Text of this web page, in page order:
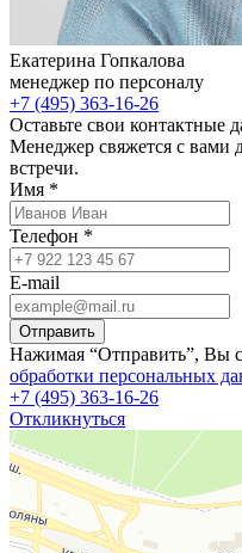
Екатерина Гопкалова
менеджер по персоналу
+7 (495) 363-16-26
Оставьте свои контактные
Менеджер свяжется с вами
встречи.
Имя *
Телефон *
E-mail
Отправить
Нажимая “Отправить”, Вы
обработки персональных
+7 (495) 363-16-26
Откликнуться